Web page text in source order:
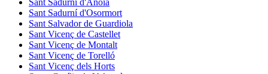
Sant Sadurní d'Osormort
Sant Salvador de Guardiola
Sant Vicenç de Castellet
Sant Vicenç de Montalt
Sant Vicenç de Torelló
Sant Vicenç dels Horts